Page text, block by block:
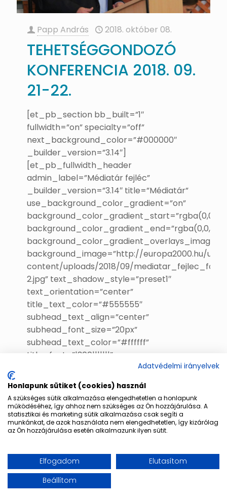
Papp András 2018. október 08.
TEHETSÉGGONDOZÓ
KONFERENCIA 2018. 09.
21-22.
[et_pb_section bb_built=”1″
fullwidth=”on” specialty=”off”
next_background_color=”#000000″
_builder_version=”3.14″]
[et_pb_fullwidth_header
admin_label=”Médiatár fejléc”
_builder_version=”3.14″ title=”Médiatár”
use_background_color_gradient=”on”
background_image=”http://europa2000.hu/uj/
content/uploads/2018/09/mediatar_fejlec_foto-
2.jpg” text_shadow_style=”preset1″
text_orientation=”center”
title_text_color=”#555555″
subhead_text_align=”center”
subhead_font_size=”20px”
subhead_text_color=”#ffffff”
title_font=”|300|||||||”
custom_css_title=”background:
rgba(255,255,255,0.7);||width: 50%;||margin:
[…]
Adatvédelmi irányelvek
Honlapunk sütiket (cookies) használ
A szükséges sütik alkalmazása elengedhetetlen a honlapunk
működéséhez, így ahhoz nem szükséges az Ön hozzájárulása. A
statisztikai és marketing sütik alkalmazása csak segíti a
munkánkat, de azok használata nem elengedhetetlen, így kizárólag
az Ön hozzájárulása esetén alkalmazunk ilyen sütit.
Elfogadom
Elutasítom
Beállítom